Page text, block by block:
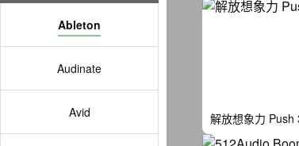
Ableton
Audinate
Avid 解放想象力 Push